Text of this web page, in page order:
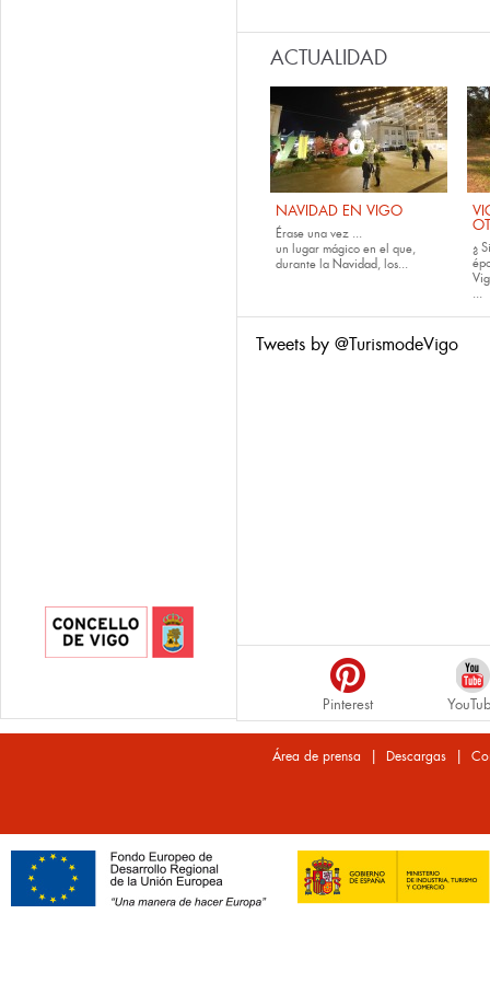
ACTUALIDAD
NAVIDAD EN VIGO
Érase una vez ...
un lugar mágico en el que,
durante la Navidad, los...
¿
...
Tweets by @TurismodeVigo
Pinterest
Área de prensa | Descargas|